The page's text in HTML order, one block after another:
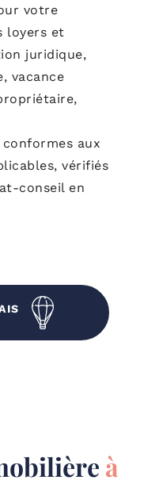
votre
loyers et
juridique,
vacance
aux
vérifiés
conseil en
à